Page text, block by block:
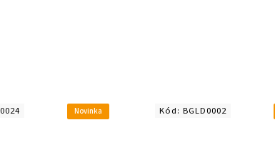
Novinka Kód: BGLD0008